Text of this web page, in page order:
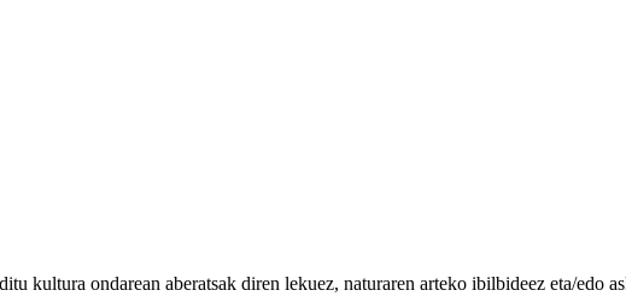
kultura ondarean aberatsak diren lekuez, naturaren arteko ibilbideez eta/edo